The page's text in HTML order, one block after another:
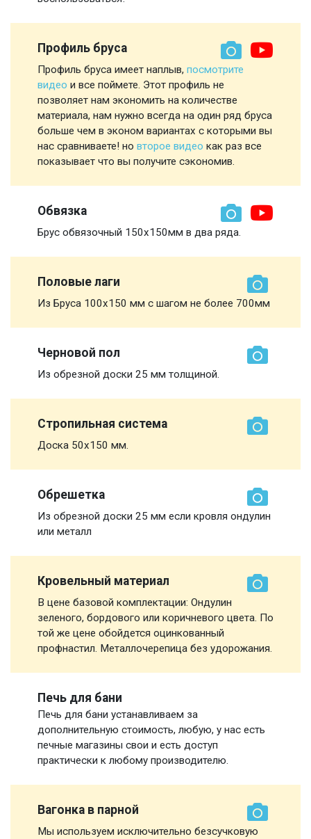
Профиль бруса
Профиль бруса имеет наплыв, посмотрите
видео и все поймете. Этот профиль не
позволяет нам экономить на количестве
материала, нам нужно всегда на один ряд бруса
больше чем в эконом вариантах с которыми вы
нас сравниваете! но второе видео как раз все
показывает что вы получите сэкономив.
Обвязка
Брус обвязочный 150х150мм в два ряда.
Половые лаги
Из Бруса 100х150 мм с шагом не более 700мм
Черновой пол
Из обрезной доски 25 мм толщиной.
Стропильная система
Доска 50х150 мм.
Обрешетка
Из обрезной доски 25 мм если кровля ондулин
или металл
Кровельный материал
В цене базовой комплектации: Ондулин
зеленого, бордового или коричневого цвета. По
той же цене обойдется оцинкованный
профнастил. Металлочерепица без удорожания.
Печь для бани
Печь для бани устанавливаем за
дополнительную стоимость, любую, у нас есть
печные магазины свои и есть доступ
практически к любому производителю.
Вагонка в парной
Мы используем исключительно безсучковую